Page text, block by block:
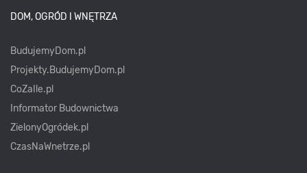
DOM, OGRÓD I WNĘTRZA
BudujemyDom.pl
Projekty.BudujemyDom.pl
CoZaIle.pl
Informator Budownictwa
ZielonyOgródek.pl
CzasNaWnetrze.pl